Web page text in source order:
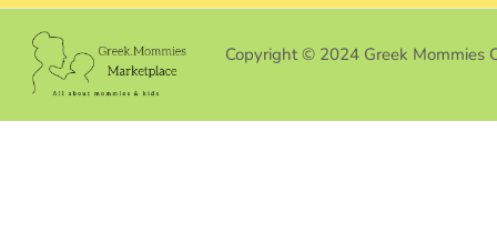
Copyright © 2024 Greek Mommies